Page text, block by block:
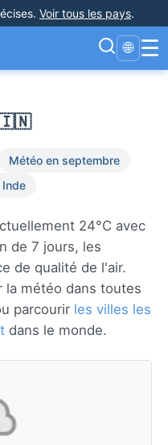
. Voir tous les pays.
🌐 ☰
🇮🇳
Météo en septembre
Inde
24°C avec
de 7 jours, les
de qualité de l'air.
météo dans toutes
parcourir les villes les
dans le monde.